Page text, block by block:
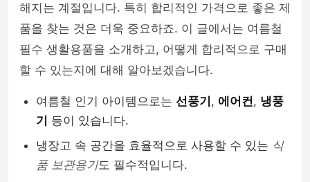
해지는 계절입니다. 특히 합리적인 가격으로 좋은 제
품을 찾는 것은 더욱 중요하죠. 이 글에서는 여름철
필수 생활용품을 소개하고, 어떻게 합리적으로 구매
할 수 있는지에 대해 알아보겠습니다.
여름철 인기 아이템으로는 선풍기 , 에어컨, 냉풍
기
등이 있습니다.
냉장고 속 공간을 효율적으로 사용할 수 있는 식
품 보관용기도 필수적입니다.